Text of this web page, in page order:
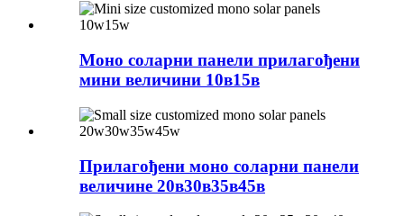
Моно соларни панели прилагођени
мини величини 10в15в
Прилагођени моно соларни панели
величине 20в30в35в45в